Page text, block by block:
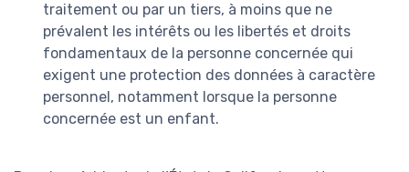
traitement ou par un tiers, à moins que ne
prévalent les intérêts ou les libertés et droits
fondamentaux de la personne concernée qui
exigent une protection des données à caractère
personnel, notamment lorsque la personne
concernée est un enfant.